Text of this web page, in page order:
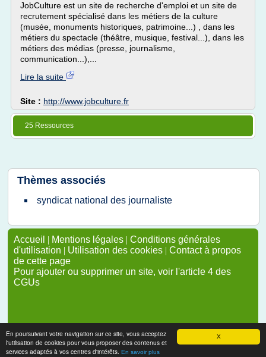
X
En poursuivant votre navigation sur ce site, vous acceptez
l'utilisation de cookies pour vous proposer des contenus et
services adaptés à vos centres d'intérêts. En savoir plus
JobCulture est un site de recherche d'emploi et un site de
recrutement spécialisé dans les métiers de la culture
(musée, monuments historiques, patrimoine...) , dans les
métiers du spectacle (théâtre, musique, festival...), dans les
métiers des médias (presse, journalisme,
communication...),...
Lire la suite
Site : http://www.jobculture.fr
25 Ressources
Thèmes associés
syndicat national des journaliste
Accueil | Mentions légales | Conditions générales
d'utilisation | Utilisation des cookies | Contact à propos
de cette page
Pour ajouter ou supprimer un site, voir l'article 4 des
CGUs